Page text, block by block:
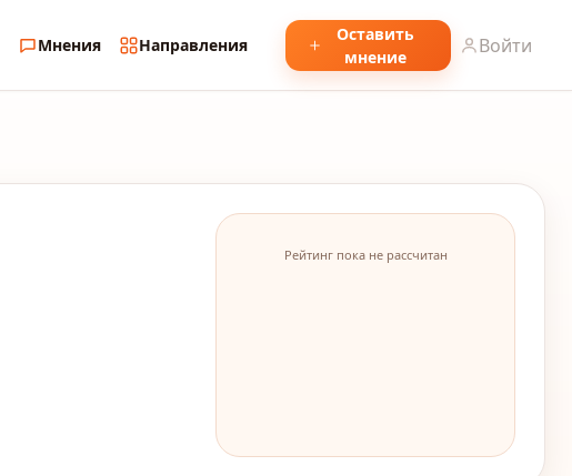
Мнения Направления
Оставить
мнение
Войти
Рейтинг пока не рассчитан